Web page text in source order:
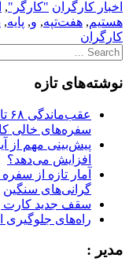
اخبار کارگران "کارگر",
هستیم, هفت‌تپه, و, پایه,
کارگران
Search
for:
نوشته‌های تازه
سفره‌های خالی
پیش‌بینی مهم از
افزایش می‌دهد؟
آمار تازه از
گرانی‌های سنگین
سقف جدید کارت
راه‌های جلوگیری
مدیر :